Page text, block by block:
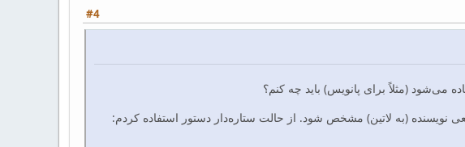
#4
می‌شود (مثلاً برای پانویس) باید چه کنم؟
نویسنده (به لاتین) مشخص شود. از حالت ستاره‌دار دستور استفاده کردم: